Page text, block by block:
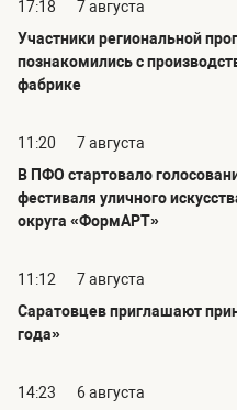
17:18
7 августа
Участники региональной
познакомились с
фабрике
11:20
7 августа
В ПФО стартовало
фестиваля уличного
округа «ФормАРТ»
11:12
7 августа
Саратовцев приглашают
года»
14:23
6 августа